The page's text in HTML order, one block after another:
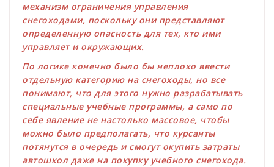
механизм ограничения управления
снегоходами, поскольку они представляют
определенную опасность для тех, кто ими
управляет и окружающих.
По логике конечно было бы неплохо ввести
отдельную категорию на снегоходы, но все
понимают, что для этого нужно разрабатывать
специальные учебные программы, а само по
себе явление не настолько массовое, чтобы
можно было предполагать, что курсанты
потянутся в очередь и смогут окупить затраты
автошкол даже на покупку учебного снегохода.